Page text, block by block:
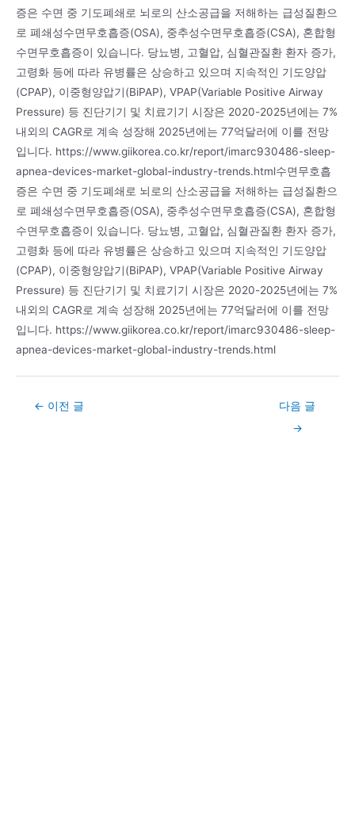
증은 수면 중 기도폐쇄로 뇌로의 산소공급을 저해하는 급성질환으
로 폐쇄성수면무호흡증(OSA), 중추성수면무호흡증(CSA), 혼합형
수면무호흡증이 있습니다. 당뇨병, 고혈압, 심혈관질환 환자 증가,
고령화 등에 따라 유병률은 상승하고 있으며 지속적인 기도양압
(CPAP), 이중형양압기(BiPAP), VPAP(Variable Positive Airway
Pressure) 등 진단기기 및 치료기기 시장은 2020-2025년에는 7%
내외의 CAGR로 계속 성장해 2025년에는 77억달러에 이를 전망
입니다. https://www.giikorea.co.kr/report/imarc930486-sleep-
apnea-devices-market-global-industry-trends.html수면무호흡
증은 수면 중 기도폐쇄로 뇌로의 산소공급을 저해하는 급성질환으
로 폐쇄성수면무호흡증(OSA), 중추성수면무호흡증(CSA), 혼합형
수면무호흡증이 있습니다. 당뇨병, 고혈압, 심혈관질환 환자 증가,
고령화 등에 따라 유병률은 상승하고 있으며 지속적인 기도양압
(CPAP), 이중형양압기(BiPAP), VPAP(Variable Positive Airway
Pressure) 등 진단기기 및 치료기기 시장은 2020-2025년에는 7%
내외의 CAGR로 계속 성장해 2025년에는 77억달러에 이를 전망
입니다. https://www.giikorea.co.kr/report/imarc930486-sleep-
apnea-devices-market-global-industry-trends.html
Post← 이전 글
다음 글
→